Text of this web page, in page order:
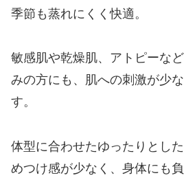
季節も蒸れにくく快適。
敏感肌や乾燥肌、アトピーな
みの方にも、肌への刺激が少
す。
体型に合わせたゆったりとし
めつけ感が少なく、身体にも